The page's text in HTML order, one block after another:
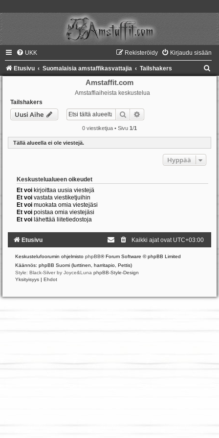
UKK Kirjaudu sisään
Rekisteröidy
Etusivu Suomalaisia amstaffikasvattajia Tailshakers
Amstaffit.com
Amstaffiaiheista keskustelua
Tailshakers
Uusi Aihe Etsi
0 viestiketjua • Sivu 1/1
Tällä alueella ei ole viestejä.
Hyppää
Keskustelualueen oikeudet
Et voi kirjoittaa uusia viestejä
Et voi vastata viestiketjuihin
Et voi muokata omia viestejäsi
Et voi poistaa omia viestejäsi
Et voi lähettää liitetiedostoja
Etusivu Kaikki ajat ovat UTC+03:00
Keskustelufoorumin ohjelmisto phpBB® Forum Software © phpBB Limited
Käännös: phpBB Suomi (lurttinen, harritapio, Pettis)
Style: Black-Silver by Joyce&Luna phpBB-Style-Design
Yksityisyys | Ehdot